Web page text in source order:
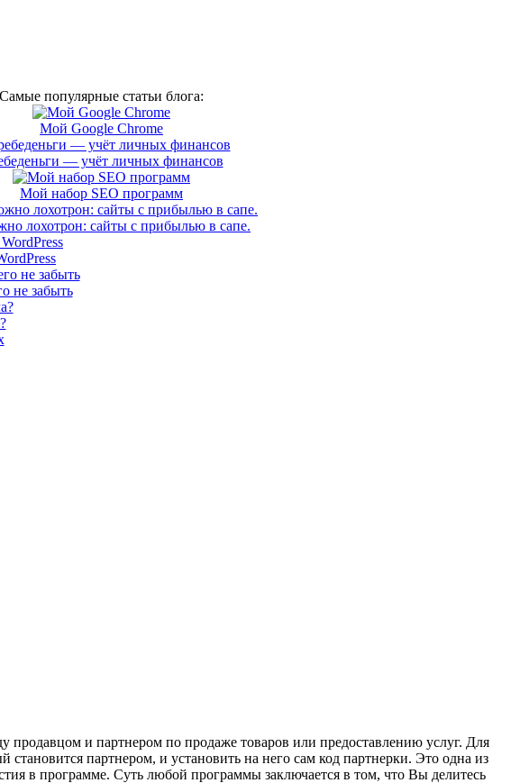
Самые популярные статьи блога:
Мой Google Chrome
— учёт личных финансов
Мой набор SEO программ
лохотрон: сайты с прибылью в сапе.
не забыть
и партнером по продаже товаров или предоставлению услуг. Для
партнером, и установить на него сам код партнерки. Это одна из
в программе. Суть любой программы заключается в том, что Вы делитесь